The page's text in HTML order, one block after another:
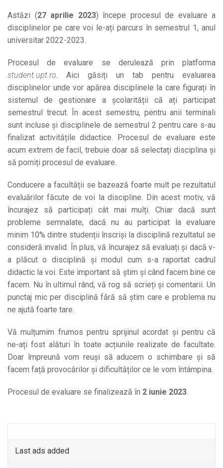
Astăzi (27 aprilie 2023) începe procesul de evaluare a
disciplinelor pe care voi le-ați parcurs în semestrul 1, anul
universitar 2022-2023.
Procesul de evaluare se derulează prin platforma
student.upt.ro. Aici găsiți un tab pentru evaluarea
disciplinelor unde vor apărea disciplinele la care figurați în
sistemul de gestionare a școlarității că ați participat
semestrul trecut. În acest semestru, pentru anii terminali
sunt incluse și disciplinele de semestrul 2 pentru care s-au
finalizat activitățile didactice. Procesul de evaluare este
acum extrem de facil, trebuie doar să selectați disciplina și
să porniți procesul de evaluare.
Conducere a facultății se bazează foarte mult pe rezultatul
evaluărilor făcute de voi la discipline. Din acest motiv, vă
încurajez să participați cât mai mulți. Chiar dacă sunt
probleme semnalate, dacă nu au participat la evaluare
minim 10% dintre studenții înscriși la disciplină rezultatul se
consideră invalid. În plus, vă încurajez să evaluați și dacă v-
a plăcut o disciplină și modul cum s-a raportat cadrul
didactic la voi. Este important să știm și când facem bine ce
facem. Nu în ultimul rând, vă rog să scrieți și comentarii. Un
punctaj mic per disciplină fără să știm care e problema nu
ne ajută foarte tare.
Vă mulțumim frumos pentru sprijinul acordat și pentru că
ne-ați fost alături în toate acțiunile realizate de facultate.
Doar împreună vom reuși să aducem o schimbare și să
facem față provocărilor și dificultăților ce le vom întâmpina.
Procesul de evaluare se finalizează în 2 iunie 2023.
Last ads added